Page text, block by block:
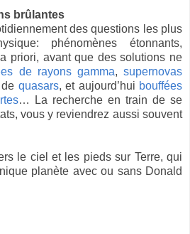
brûlantes
des questions les plus
phénomènes étonnants,
priori, avant que des solutions ne
de rayons gamma,supernovas
quasars, et aujourd’hui bouffées
… La recherche en train de se
vous y reviendrez aussi souvent
le ciel et les pieds sur Terre, qui
planète avec ou sans Donald